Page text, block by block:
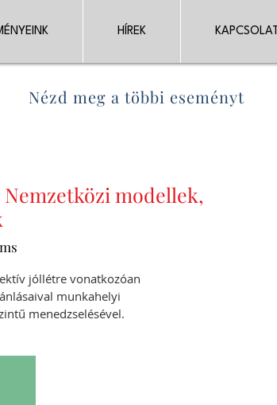
HÍREK KAPCSOLAT
Nézd meg a többi eseményt
modellek,
jóllétre vonatkozóan
munkahelyi
menedzselésével.